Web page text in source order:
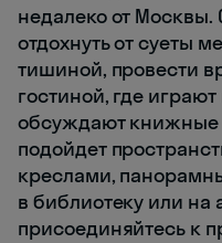
недалеко от
отдохнуть от суеты
тишиной, провести
гостиной, где
обсуждают книжные
подойдет
креслами,
в библиотеку или на
присоединяйтесь к